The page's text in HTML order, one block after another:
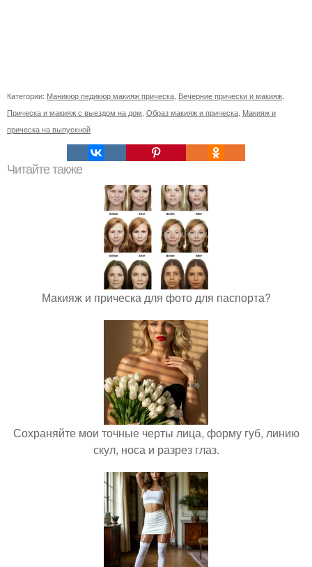
Категории: Маникюр педикюр макияж прическа Вечерние прически и макияж
Прическа и макияж с выездом на дом Образ макияж и прическа Макияж и
прическа на выпускной
Читайте также
Макияж и прическа для фото для паспорта?
Сохраняйте мои точные черты лица, форму губ, линию
скул, носа и разрез глаз.